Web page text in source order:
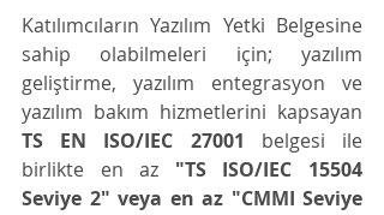
Katılımcıların Yazılım Yetki Belgesine
sahip olabilmeleri için; yazılım
geliştirme, yazılım entegrasyon ve
TS EN ISO/IEC 27001 belgesi ile
birlikte en az "TS ISO/IEC 15504
Seviye 2" veya en az "CMMI Seviye